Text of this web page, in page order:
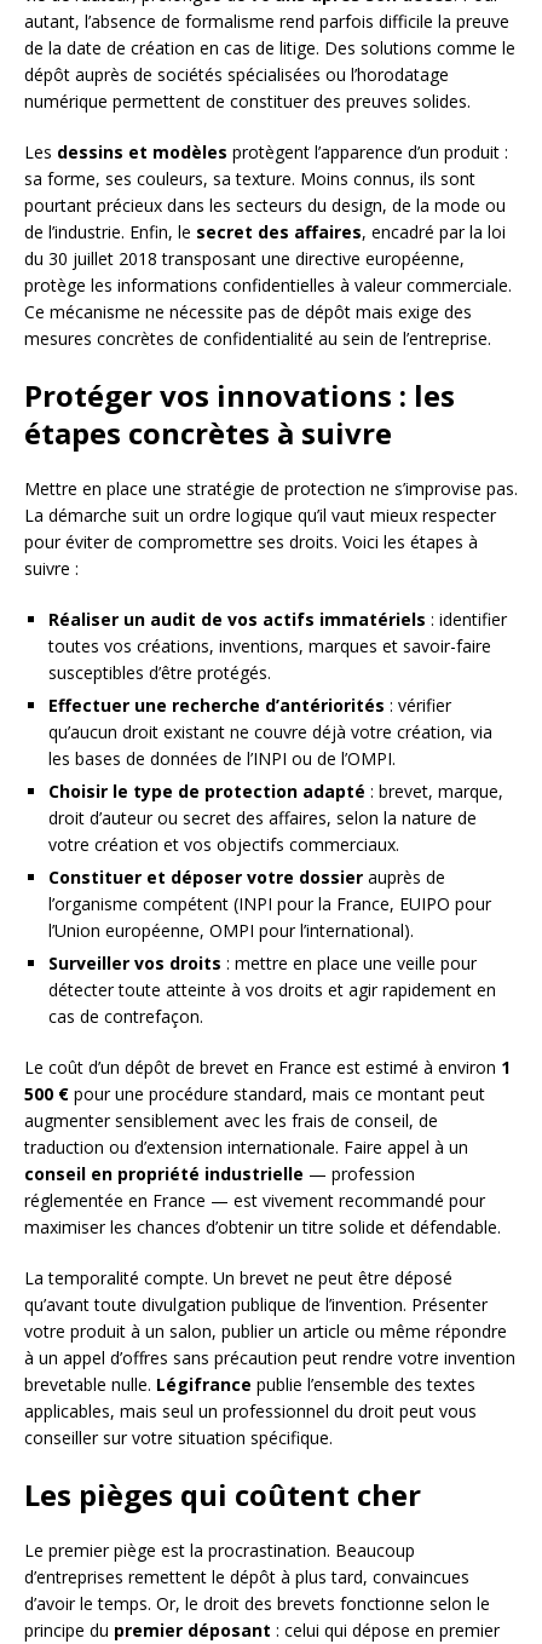
autant, l’absence de formalisme rend parfois difficile la preuve
de la date de création en cas de litige. Des solutions comme le
dépôt auprès de sociétés spécialisées ou l’horodatage
numérique permettent de constituer des preuves solides.
Les dessins et modèles protègent l’apparence d’un produit :
sa forme, ses couleurs, sa texture. Moins connus, ils sont
pourtant précieux dans les secteurs du design, de la mode ou
de l’industrie. Enfin, le secret des affaires, encadré par la loi
du 30 juillet 2018 transposant une directive européenne,
protège les informations confidentielles à valeur commerciale.
Ce mécanisme ne nécessite pas de dépôt mais exige des
mesures concrètes de confidentialité au sein de l’entreprise.
Protéger vos innovations : les
étapes concrètes à suivre
Mettre en place une stratégie de protection ne s’improvise pas.
La démarche suit un ordre logique qu’il vaut mieux respecter
pour éviter de compromettre ses droits. Voici les étapes à
suivre :
Réaliser un audit de vos actifs immatériels : identifier
toutes vos créations, inventions, marques et savoir-faire
susceptibles d’être protégés.
Effectuer une recherche d’antériorités : vérifier
qu’aucun droit existant ne couvre déjà votre création, via
les bases de données de l’INPI ou de l’OMPI.
Choisir le type de protection adapté : brevet, marque,
droit d’auteur ou secret des affaires, selon la nature de
votre création et vos objectifs commerciaux.
Constituer et déposer votre dossier auprès de
l’organisme compétent (INPI pour la France, EUIPO pour
l’Union européenne, OMPI pour l’international).
Surveiller vos droits : mettre en place une veille pour
détecter toute atteinte à vos droits et agir rapidement en
cas de contrefaçon.
Le coût d’un dépôt de brevet en France est estimé à environ 1
500 € pour une procédure standard, mais ce montant peut
augmenter sensiblement avec les frais de conseil, de
traduction ou d’extension internationale. Faire appel à un
conseil en propriété industrielle — profession
réglementée en France — est vivement recommandé pour
maximiser les chances d’obtenir un titre solide et défendable.
La temporalité compte. Un brevet ne peut être déposé
qu’avant toute divulgation publique de l’invention. Présenter
votre produit à un salon, publier un article ou même répondre
à un appel d’offres sans précaution peut rendre votre invention
brevetable nulle. Légifrance publie l’ensemble des textes
applicables, mais seul un professionnel du droit peut vous
conseiller sur votre situation spécifique.
Les pièges qui coûtent cher
Le premier piège est la procrastination. Beaucoup
d’entreprises remettent le dépôt à plus tard, convaincues
d’avoir le temps. Or, le droit des brevets fonctionne selon le
principe du premier déposant : celui qui dépose en premier